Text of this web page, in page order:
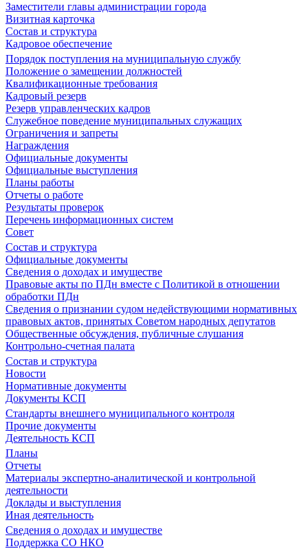
Заместители главы администрации города
Визитная карточка
Состав и структура
Кадровое обеспечение
Порядок поступления на муниципальную службу
Положение о замещении должностей
Квалификационные требования
Кадровый резерв
Резерв управленческих кадров
Служебное поведение муниципальных служащих
Ограничения и запреты
Награждения
Официальные документы
Официальные выступления
Планы работы
Отчеты о работе
Результаты проверок
Перечень информационных систем
Совет
Состав и структура
Официальные документы
Сведения о доходах и имуществе
Правовые акты по ПДн вместе с Политикой в отношении
обработки ПДн
Сведения о признании судом недействующими нормативных
правовых актов, принятых Советом народных депутатов
Общественные обсуждения, публичные слушания
Контрольно-счетная палата
Состав и структура
Новости
Нормативные документы
Документы КСП
Стандарты внешнего муниципального контроля
Прочие документы
Деятельность КСП
Планы
Отчеты
Материалы экспертно-аналитической и контрольной
деятельности
Доклады и выступления
Иная деятельность
Сведения о доходах и имуществе
Поддержка СО НКО